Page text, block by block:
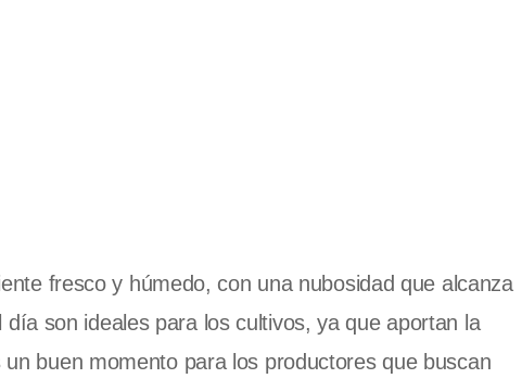
fresco y húmedo, con una nubosidad que alcanza
son ideales para los cultivos, ya que aportan la
buen momento para los productores que buscan